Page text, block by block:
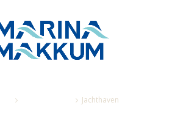
Jachthaven